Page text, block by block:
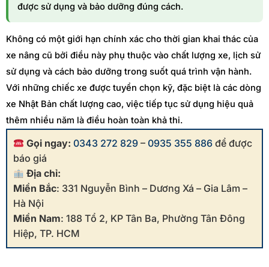
được sử dụng và bảo dưỡng đúng cách.
Không có một giới hạn chính xác cho thời gian khai thác của
xe nâng cũ bởi điều này phụ thuộc vào chất lượng xe, lịch sử
sử dụng và cách bảo dưỡng trong suốt quá trình vận hành.
Với những chiếc xe được tuyển chọn kỹ, đặc biệt là các dòng
xe Nhật Bản chất lượng cao, việc tiếp tục sử dụng hiệu quả
thêm nhiều năm là điều hoàn toàn khả thi.
Gọi ngay: 0343 272 829 –0935 355 886 để được
báo giá
Địa chỉ:
Miền Bắc: 331 Nguyễn Bình – Dương Xá – Gia Lâm –
Hà Nội
Miền Nam: 188 Tổ 2, KP Tân Ba, Phường Tân Đông
Hiệp, TP. HCM